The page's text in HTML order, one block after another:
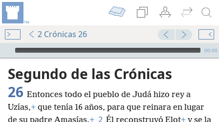
2 Crónicas 26
Audio Player
00:00
Segundo de las Crónicas
26 Entonces todo el pueblo de Judá hizo rey a
Uzías,+ que tenía 16 años, para que reinara en lugar
2